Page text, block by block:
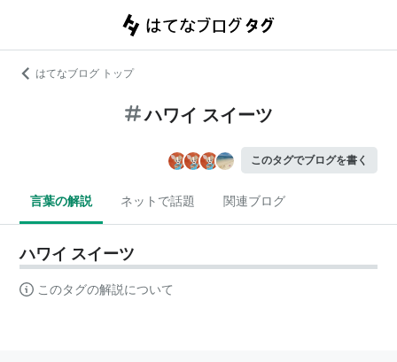
はてなブログ トップ
ハワイ スイーツ
このタグでブログを書く
言葉の解説 ネットで話題 関連ブログ
ハワイ スイーツ
このタグの解説について